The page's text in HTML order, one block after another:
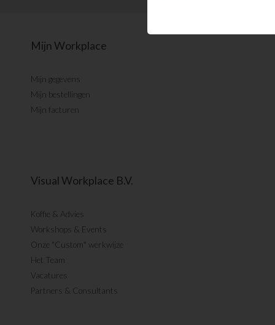
Mijn Workplace
Mijn gegevens
Mijn bestellingen
Mijn facturen
Visual Workplace B.V.
Koffie & Advies
Workshops & Events
Onze "Custom" werkwijze
Het Team
Vacatures
Partners & Consultants